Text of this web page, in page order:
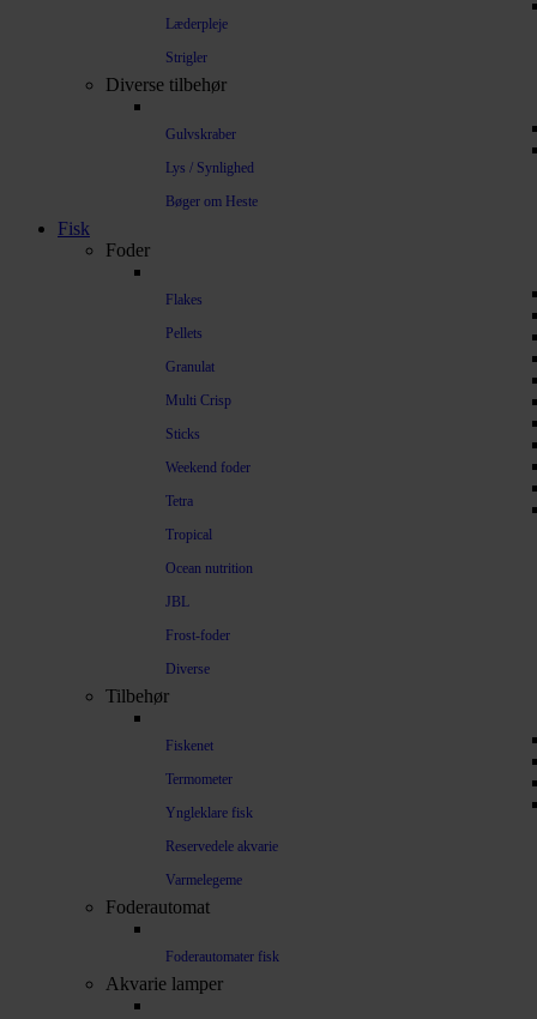
Læderpleje
Strigler
Diverse tilbehør
Gulvskraber
Lys / Synlighed
Bøger om Heste
Fisk
Foder
Flakes
Pellets
Granulat
Multi Crisp
Sticks
Weekend foder
Tetra
Tropical
Ocean nutrition
JBL
Frost-foder
Diverse
Tilbehør
Fiskenet
Termometer
Yngleklare fisk
Reservedele akvarie
Varmelegeme
Foderautomat
Foderautomater fisk
Akvarie lamper